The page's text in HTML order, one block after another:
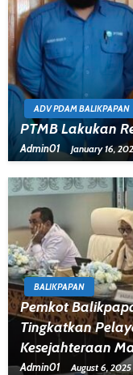
ADV PDAM BALIKPAPAN
PTMB Lakukan
Admin01 January 16,
BALIKPAPAN
Pemkot
Tingkatkan
Kesejahteraan
Admin01 August 6, 2025